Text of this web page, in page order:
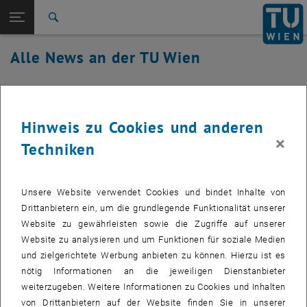
TU Login
Quicklinks
Quicklinks-Menü umschalten
Studium
International
Karriere
Zurück: Subseiten von TU Wien Startseite auflisten
TU Wien Startseite
Übersicht
Alle News an der TU Wien
23. Juli 2024
HINWEIS: geplante TUWEL
Wartungsarbeiten
Juli 2024 von 06:00 Uhr bis 07:30 Uhr
Das wöchentliche, geplante Wartungsfenster (sonst 07:00 Uhr bis
07:30 Uhr) wird am 30.Juli etwas länger ausfallen als üblich. Der
Wechsel der Speicherinfrastruktur von _NFS-Ganesha over
GlusterFS_ zu _CephFS _ wird etwas mehr als eine Stunde in
Hinweis zu Cookies und anderen
Techniken
×
Unsere Website verwendet Cookies und bindet Inhalte von
Drittanbietern ein, um die grundlegende Funktionalität unserer
Website zu gewährleisten sowie die Zugriffe auf unserer
Website zu analysieren und um Funktionen für soziale Medien
und zielgerichtete Werbung anbieten zu können. Hierzu ist es
nötig Informationen an die jeweiligen Dienstanbieter
weiterzugeben. Weitere Informationen zu Cookies und Inhalten
von Drittanbietern auf der Website finden Sie in unserer